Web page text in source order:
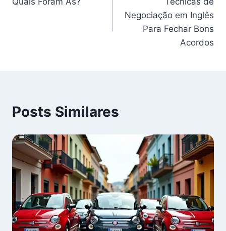
de
Negociação em Inglês
Para Fechar Bons
Acordos
Posts Similares